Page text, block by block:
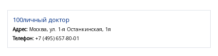
100личный доктор
Адрес: Москва, ул. 1-я Останкинская, 1я
Телефон: +7 (495) 657-80-01